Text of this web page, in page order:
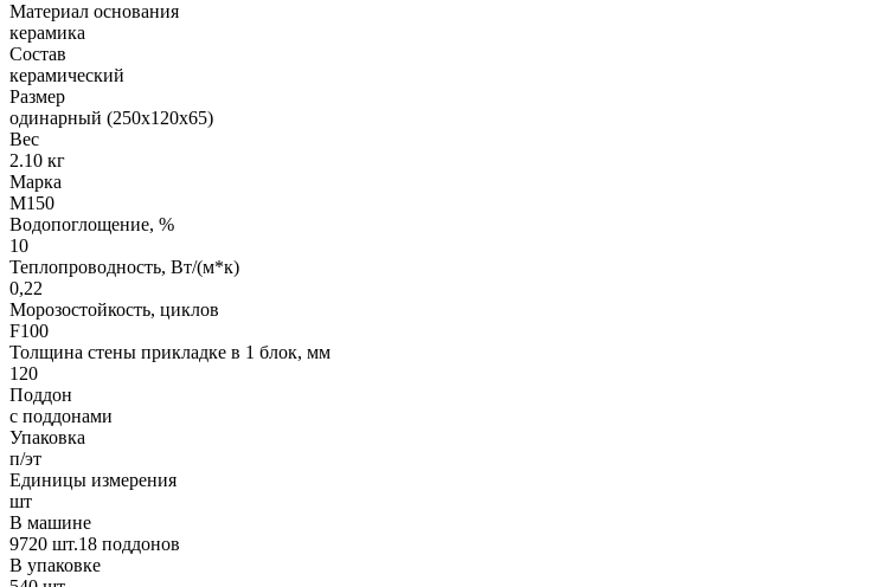
Материал основания
керамика
Состав
керамический
Размер
одинарный (250х120х65)
Вес
2.10 кг
Марка
М150
Водопоглощение, %
10
Теплопроводность, Вт/(м*к)
0,22
Морозостойкость, циклов
F100
Толщина стены прикладке в 1 блок, мм
120
Поддон
с поддонами
Упаковка
п/эт
Единицы измерения
шт
В машине
9720 шт.18 поддонов
В упаковке